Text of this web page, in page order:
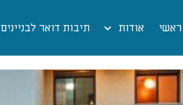
ראשי אודות תיבות דואר לבניינים